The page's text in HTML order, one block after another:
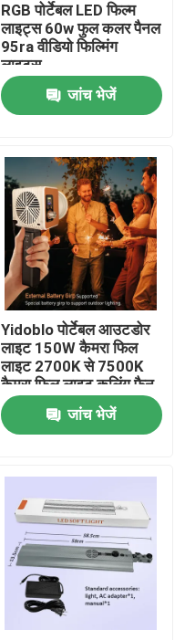
RGB पोर्टेबल LED फिल्म
लाइट्स 60w फुल कलर पैनल
95ra वीडियो फिल्मिंग
लाइट्स
जांच भेजें
Yidoblo पोर्टेबल आउटडोर
लाइट 150W कैमरा फिल
लाइट 2700K से 7500K
कैमरा फिल लाइट कूलिंग फैन
के साथ
जांच भेजें